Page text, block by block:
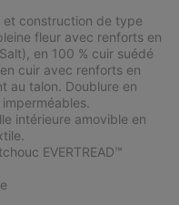
et construction de type
fleur avec renforts en
en 100 % cuir suédé
cuir avec renforts en
au talon. Doublure en
intérieure amovible en
EVERTREAD™